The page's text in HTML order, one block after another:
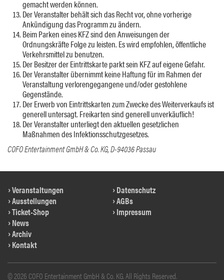
gemacht werden können.
Der Veranstalter behält sich das Recht vor, ohne vorherige
Ankündigung das Programm zu ändern.
Beim Parken eines KFZ sind den Anweisungen der
Ordnungskräfte Folge zu leisten. Es wird empfohlen, öffentliche
Verkehrsmittel zu benutzen.
Der Besitzer der Eintrittskarte parkt sein KFZ auf eigene Gefahr.
Der Veranstalter übernimmt keine Haftung für im Rahmen der
Veranstaltung verlorengegangene und/oder gestohlene
Gegenstände.
Der Erwerb von Eintrittskarten zum Zwecke des Weiterverkaufs ist
generell untersagt. Freikarten sind generell unverkäuflich!
Der Veranstalter unterliegt den aktuellen gesetzlichen
Maßnahmen des Infektionsschutzgesetzes.
COFO Entertainment GmbH & Co. KG, D-94036 Passau
Veranstaltungen
Ausstellungen
Ticket-Shop
News
Archiv
Kontakt
Datenschutz
AGBs
Impressum
© 2026 COFO Entertainment GmbH & Co. KG. All Rights Reserved.